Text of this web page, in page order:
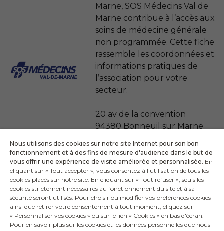
Marne, SOS Médecins Val de
Marne contribue à l’accès aux
soins de médecine générale
non programmée. Cette fiche
rassemble les coordonnées et
informations pratiques de
l’association pour votre
secteur.
20 av de la convention
94380 Bonneuil sur Marne
Téléphone national : 36 24
(0.15 € / min)
Téléphone local : 01 47 07 77
77
VOIR TOUTES LES ASSOCIATIONS
Nous utilisons des cookies sur notre site Internet pour son bon
fonctionnement et à des fins de mesure d'audience dans le but de
vous offrir une expérience de visite améliorée et personnalisée. En
cliquant sur « Tout accepter », vous consentez à l'utilisation de tous les
cookies placés sur notre site. En cliquant sur « Tout refuser », seuls les
cookies strictement nécessaires au fonctionnement du site et à sa
sécurité seront utilisés. Pour choisir ou modifier vos préférences cookies
ainsi que retirer votre consentement à tout moment, cliquez sur
« Personnaliser vos cookies » ou sur le lien « Cookies » en bas d'écran.
Pour en savoir plus sur les cookies et les données personnelles que nous